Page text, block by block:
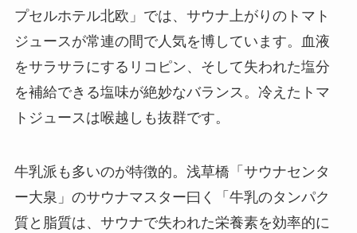
プセルホテル北欧」では、サウナ上がりのトマト
ジュースが常連の間で人気を博しています。血液
をサラサラにするリコピン、そして失われた塩分
を補給できる塩味が絶妙なバランス。冷えたトマ
トジュースは喉越しも抜群です。
牛乳派も多いのが特徴的。浅草橋「サウナセンタ
ー大泉」のサウナマスター曰く「牛乳のタンパク
質と脂質は、サウナで失われた栄養素を効率的に